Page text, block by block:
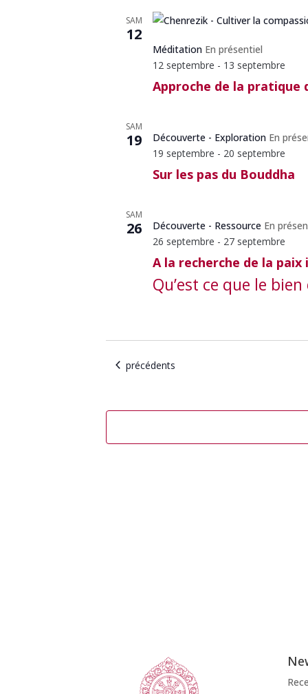
SAM
12
Méditation En présentiel
12 septembre - 13 septembre
Approche de la pratique
SAM
19 Découverte - Exploration En
19 septembre - 20 septembre
Sur les pas du Bouddha
SAM
26 Découverte - Ressource En
26 septembre - 27 septembre
A la recherche de la
Qu’est ce que le
Calendrier
précédents